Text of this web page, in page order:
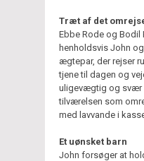
Træt af det
Ebbe Rode og Bodil
henholdsvis John
ægtepar, der rejser
tjene til dagen og
uligevægtig og svær
tilværelsen som
med lavvande i
Et uønsket barn
John forsøger at